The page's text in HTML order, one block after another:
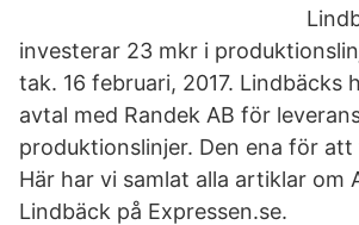
investerar 23 mkr i
tak. 16 februari, 2017. Lindbäcks
avtal med Randek AB för
produktionslinjer. Den ena för
Här har vi samlat alla artiklar om
Lindbäck på Expressen.se.